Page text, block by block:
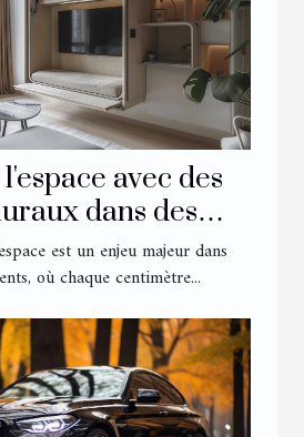
avec des
dans des
est un enjeu majeur dans
où chaque centimètre...